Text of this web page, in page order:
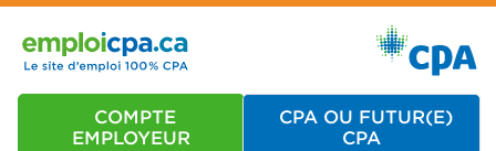
COMPTE
EMPLOYEUR
CPA OU FUTUR(E)
CPA